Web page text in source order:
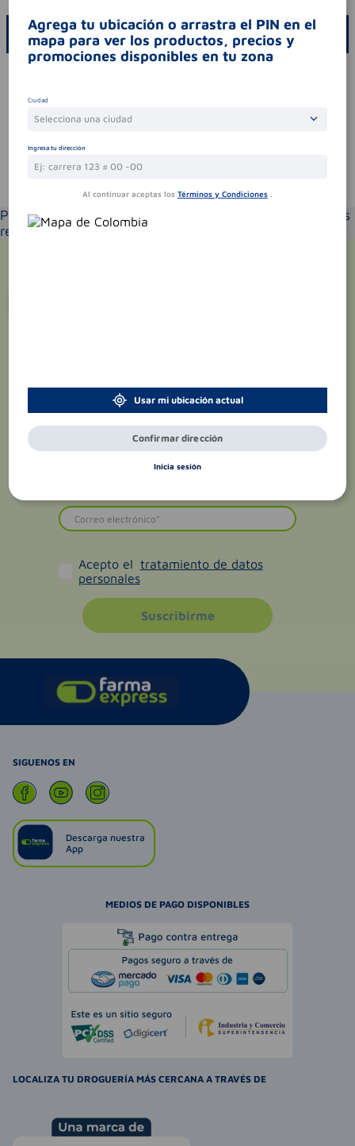
ESCRIBE UN COMENTARIO
Sin comentarios.
Por favor selecciona tu ubicación y verás los productos
recomendados según la cobertura de entrega
Acepto el tratamiento de datos
personales
Suscribirme
SIGUENOS EN
Descarga nuestra
App
MEDIOS DE PAGO DISPONIBLES
LOCALIZA TU DROGUERÍA MÁS CERCANA A TRAVÉS DE
Agrega tu ubicación o arrastra el PIN en el
mapa para ver los productos, precios y
promociones disponibles en tu zona
Ciudad
Selecciona una ciudad
Ingresa tu dirección
Al continuar aceptas los Términos y Condiciones .
Usar mi ubicación actual
Confirmar dirección
Inicia sesión